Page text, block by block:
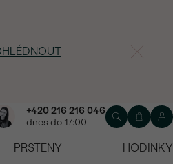
+420 216 216 046
dnes do 17:00
PRSTENY
HODINKY